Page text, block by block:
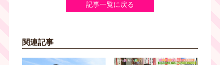
記事一覧に戻る
関連記事